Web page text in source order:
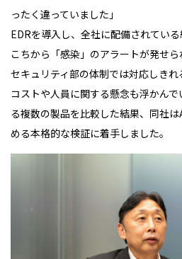
ったく違っていました」
EDRを導入し、全社に配備されてい
こちから「感染」のアラートが発せ
セキュリティ部の体制では対応しきれ
コストや人員に関する懸念も浮かん
る複数の製品を比較した結果、同社
める本格的な検証に着手しました。